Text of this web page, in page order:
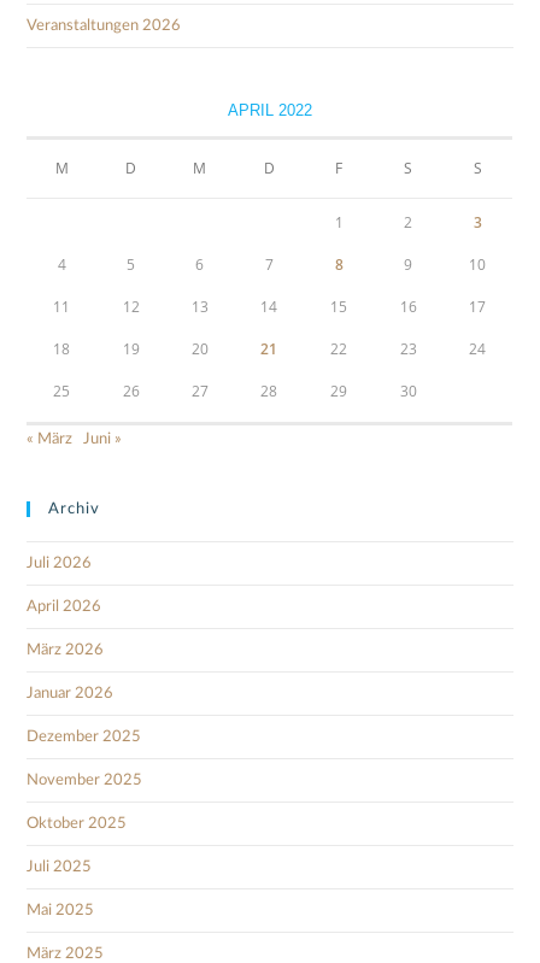
Veranstaltungen 2026
APRIL 2022
M D M D F S S
1 2 3
4 5 6 7 8 9 10
11 12 13 14 15 16 17
18 19 20 21 22 23 24
25 26 27 28 29 30
« März Juni »
Archiv
Juli 2026
April 2026
März 2026
Januar 2026
Dezember 2025
November 2025
Oktober 2025
Juli 2025
Mai 2025
März 2025